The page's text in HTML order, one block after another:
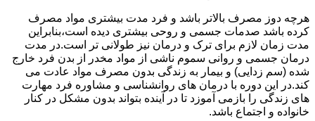
هرچه دوز مصرف بالاتر باشد و فرد مدت بیشتری مواد مصرف
کرده باشد صدمات جسمی و روحی بیشتری دیده است،بنابراین
مدت زمان لازم برای ترک و درمان نیز طولانی تر است.در مدت
درمان جسمی و روانی سموم ناشی از مواد مخدر از بدن فرد خارج
شده (سم زدایی) و بیمار به زندگی بدون مصرف مواد عادت می
کند.در این دوره با درمان های روانشناسی و مشاوره فرد مهارت
های زندگی را بازمی آموزد تا در آینده بتواند بدون مشکل در کنار
خانواده و اجتماع باشد.